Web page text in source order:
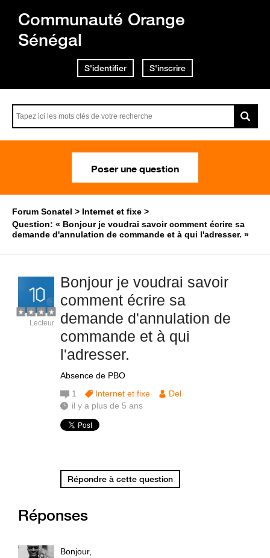
Communauté Orange
Sénégal
S'identifier S'inscrire
Poser une question
Forum Sonatel
Internet et fixe
Question: « Bonjour je voudrai savoir comment écrire sa
demande d'annulation de commande et à qui l'adresser. »
Bonjour je voudrai savoir
comment écrire sa
demande d'annulation de
commande et à qui
l'adresser.
Absence de PBO
Lecteur
1 Internet et fixe
Del
il y a plus de 5 ans
Répondre à cette question
Réponses
Bonjour,